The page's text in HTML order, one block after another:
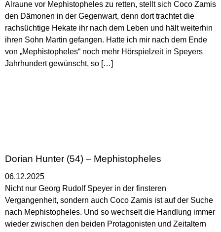
Alraune vor Mephistopheles zu retten, stellt sich Coco Zamis
den Dämonen in der Gegenwart, denn dort trachtet die
rachsüchtige Hekate ihr nach dem Leben und hält weiterhin
ihren Sohn Martin gefangen. Hatte ich mir nach dem Ende
von „Mephistopheles“ noch mehr Hörspielzeit in Speyers
Jahrhundert gewünscht, so […]
Dorian Hunter (54) – Mephistopheles
06.12.2025
Nicht nur Georg Rudolf Speyer in der finsteren
Vergangenheit, sondern auch Coco Zamis ist auf der Suche
nach Mephistopheles. Und so wechselt die Handlung immer
wieder zwischen den beiden Protagonisten und Zeitaltern